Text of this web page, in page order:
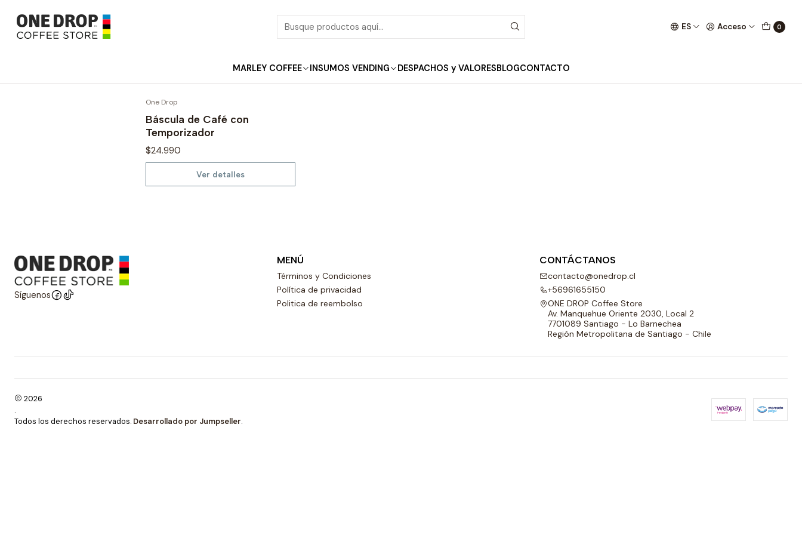
ES Acceso 0
MARLEY COFFEE INSUMOS VENDING DESPACHOS y VALORESBLOGCONTACTO
Inicio Báscula
One Drop
Báscula de Café con
Temporizador
$24.990
Ver detalles
Síguenos
MENÚ
Términos y Condiciones
Política de privacidad
Politica de reembolso
CONTÁCTANOS
contacto@onedrop.cl
+56961655150
ONE DROP Coffee Store
Av. Manquehue Oriente 2030, Local 2
7701089 Santiago - Lo Barnechea
Región Metropolitana de Santiago - Chile
2026
.
Todos los derechos reservados. Desarrollado por Jumpseller.